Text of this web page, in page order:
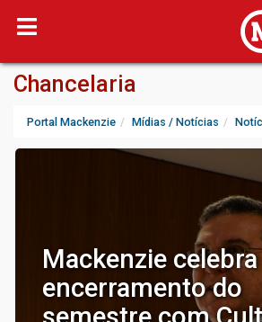
Chancelaria
Portal Mackenzie Mídias / Notícias
Mackenzie celebra
encerramento do